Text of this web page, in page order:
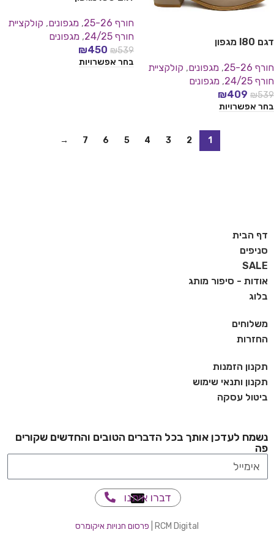
דגם l80 מגפון
חורף 25-26 , מגפונים, קולקציית
חורף 24/25
, מגפונים
₪539
₪409
בחר אפשרויות
חורף 25-26 , מגפונים, קולקציית
חורף 24/25
, מגפונים
₪539
₪450
בחר אפשרויות
1
2
3
4
5
6
7
→
דף הבית
סניפים
SALE
אודות - סיפור מותג
בלוג
משלוחים
החזרות
תקנון הזמנות
תקנון ותנאי שימוש
ביטול עסקה
נשמח לעדכן אותך בכל הדברים הטובים והחדשים שקורים
פה
דברו איתנו
RCM Digital | פרסום חנויות איקומרס